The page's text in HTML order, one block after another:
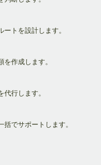
トを設計します。
作成します。
行します。
でサポートします。